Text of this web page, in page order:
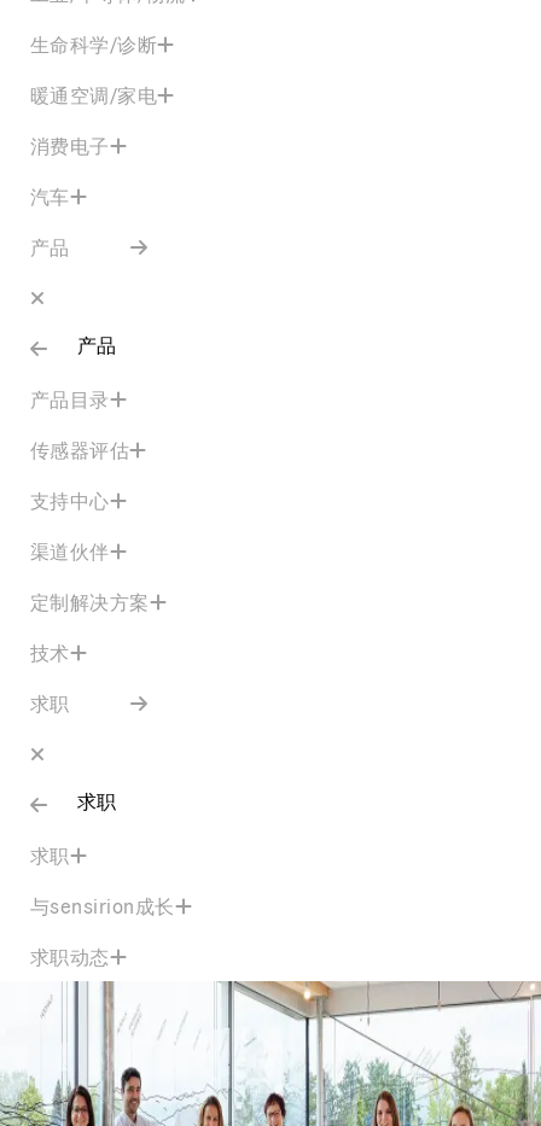
生命科学/诊断
暖通空调/家电
消费电子
汽车
产品
产品
产品目录
传感器评估
支持中心
渠道伙伴
定制解决方案
技术
求职
求职
求职
与sensirion成长
求职动态